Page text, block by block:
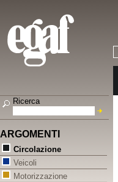
Ricerca
ARGOMENTI
Circolazione
Veicoli
Motorizzazione